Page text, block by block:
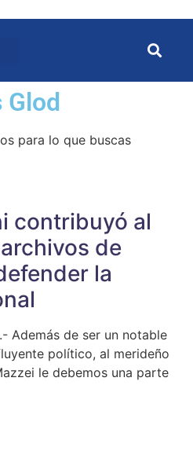
Glod
para lo que buscas
contribuyó al
de
la
Además de ser un notable
político, al merideño
le debemos una parte